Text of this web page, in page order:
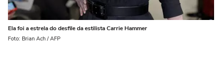
Ela foi a estrela do desfile da estilista Carrie Hammer
Foto: Brian Ach / AFP